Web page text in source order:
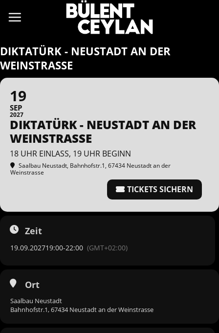
Inhalt
DIKTATÜRK - NEUSTADT AN DER
WEINSTRASSE
19
SEP
2027
DIKTATÜRK - NEUSTADT AN DER
WEINSTRASSE
18 UHR EINLASS, 19 UHR BEGINN
Saalbau Neustadt, Bahnhofstr.1, 67434 Neustadt an der
Weinstrasse
TICKETS SICHERN
Zeit
19.09.202719:00-22:00 (GMT+02:00)
Ort
Saalbau Neustadt
Bahnhofstr.1, 67434 Neustadt an der Weinstrasse